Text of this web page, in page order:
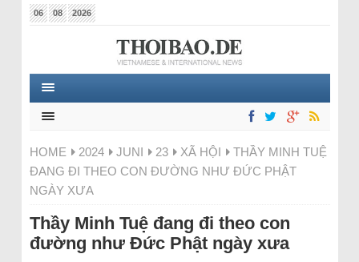
06 08 2026
HOME 2024 JUNI 23 XÃ HỘI
THẦY MINH TUỆ
ĐANG ĐI THEO CON ĐƯỜNG NHƯ ĐỨC PHẬT
NGÀY XƯA
Thầy Minh Tuệ đang đi theo con
đường như Đức Phật ngày xưa